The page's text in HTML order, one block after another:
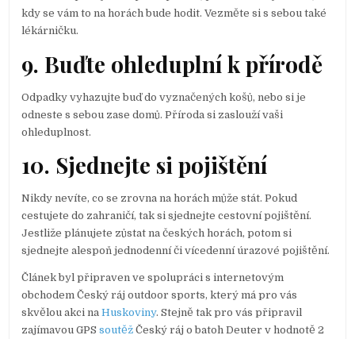
kdy se vám to na horách bude hodit. Vezměte si s sebou také
lékárničku.
9. Buďte ohleduplní k přírodě
Odpadky vyhazujte buď do vyznačených košů, nebo si je
odneste s sebou zase domů. Příroda si zaslouží vaši
ohleduplnost.
10. Sjednejte si pojištění
Nikdy nevíte, co se zrovna na horách může stát. Pokud
cestujete do zahraničí, tak si sjednejte cestovní pojištění.
Jestliže plánujete zůstat na českých horách, potom si
sjednejte alespoň jednodenní či vícedenní úrazové pojištění.
Článek byl připraven ve spolupráci s internetovým
obchodem Český ráj outdoor sports, který má pro vás
skvělou akci naHuskoviny. Stejně tak pro vás připravil
zajímavou GPSsoutěž Český ráj o batoh Deuter v hodnotě 2